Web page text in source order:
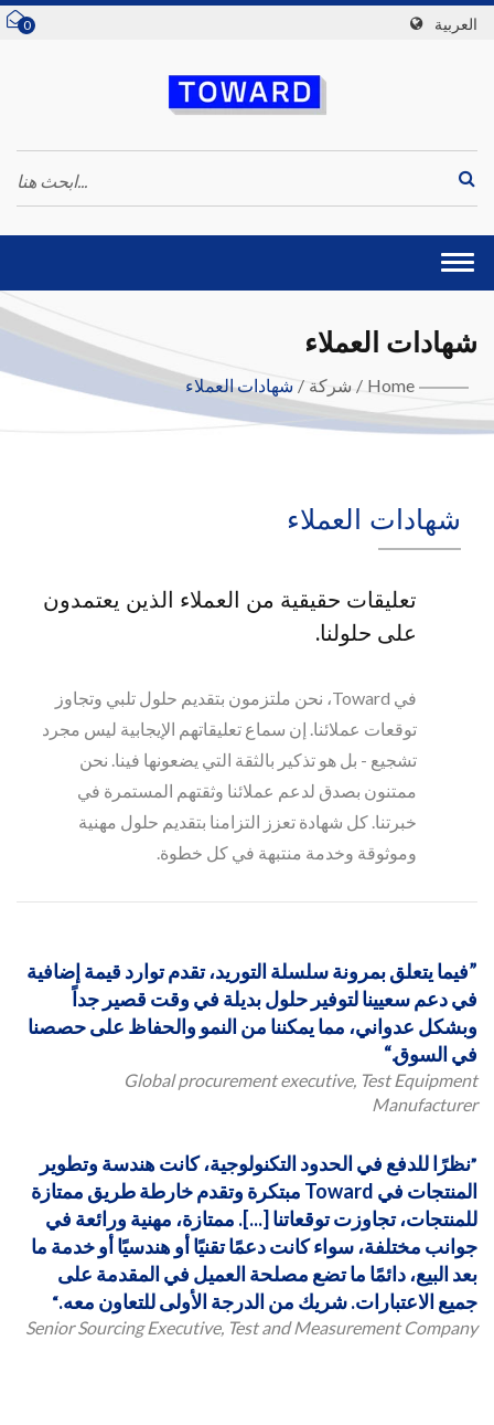
0 العربية
شهادات العملاء
Home
/ شركة / شهادات العملاء
شهادات العملاء
تعليقات حقيقية من العملاء الذين يعتمدون
على حلولنا.
في Toward، نحن ملتزمون بتقديم حلول تلبي وتجاوز
توقعات عملائنا. إن سماع تعليقاتهم الإيجابية ليس مجرد
تشجيع - بل هو تذكير بالثقة التي يضعونها فينا. نحن
ممتنون بصدق لدعم عملائنا وثقتهم المستمرة في
خبرتنا. كل شهادة تعزز التزامنا بتقديم حلول مهنية
وموثوقة وخدمة منتبهة في كل خطوة.
فيما يتعلق بمرونة سلسلة التوريد، تقدم توارد قيمة إضافية
في دعم سعيينا لتوفير حلول بديلة في وقت قصير جداً
وبشكل عدواني، مما يمكننا من النمو والحفاظ على حصصنا
في السوق.
Global procurement executive, Test Equipment
Manufacturer
نظرًا للدفع في الحدود التكنولوجية، كانت هندسة وتطوير
المنتجات في Toward مبتكرة وتقدم خارطة طريق ممتازة
للمنتجات، تجاوزت توقعاتنا [...]. ممتازة، مهنية ورائعة في
جوانب مختلفة، سواء كانت دعمًا تقنيًا أو هندسيًا أو خدمة ما
بعد البيع، دائمًا ما تضع مصلحة العميل في المقدمة على
جميع الاعتبارات. شريك من الدرجة الأولى للتعاون معه.
Senior Sourcing Executive, Test and Measurement Company